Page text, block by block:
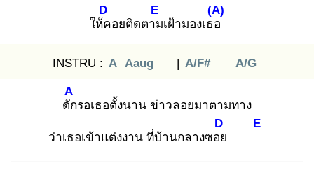
ให้ค
D
อยติดตาม
E
เฝ้ามองเธอ
(A)
INSTRU : A Aaug | A/F# A/G
ดัก
A
รอเธอตั้งนาน ข่าวลอยมาตามทาง
ว่าเธอเข้าแต่งงาน ที่บ้านกลางซอย
D E